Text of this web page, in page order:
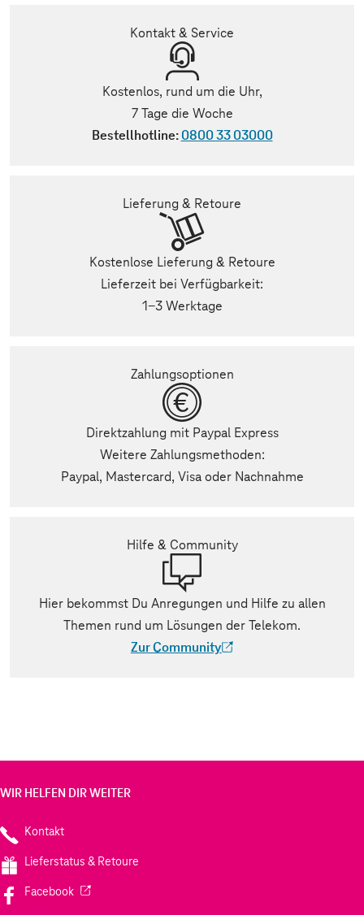
Kontakt & Service
Kostenlos, rund um die Uhr,
7 Tage die Woche
Bestellhotline:0800 33 03000
Lieferung & Retoure
Kostenlose Lieferung & Retoure
Lieferzeit bei Verfügbarkeit:
1-3 Werktage
Zahlungsoptionen
Direktzahlung mit Paypal Express
Weitere Zahlungsmethoden:
Paypal, Mastercard, Visa oder Nachnahme
Hilfe & Community
Hier bekommst Du Anregungen und Hilfe zu allen
Themen rund um Lösungen der Telekom.
Zur Community
(Der Link wird in einem neuen Tab
WIR HELFEN DIR WEITER
Kontakt
Lieferstatus & Retoure
Facebook(Wird in einem neuen Tab geöffnet)